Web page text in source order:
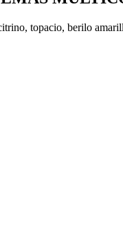
topacio, berilo